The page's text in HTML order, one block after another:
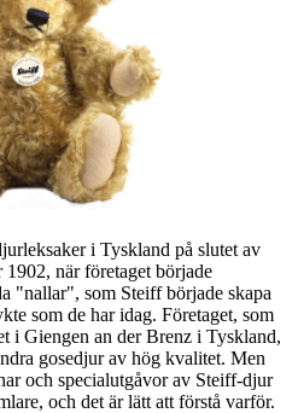
i Tyskland på slutet av
när företaget började
"nallar", som Steiff började skapa
som de har idag. Företaget, som
i Giengen an der Brenz i Tyskland,
gosedjur av hög kvalitet. Men
och specialutgåvor av Steiff-djur
och det är lätt att förstå varför.